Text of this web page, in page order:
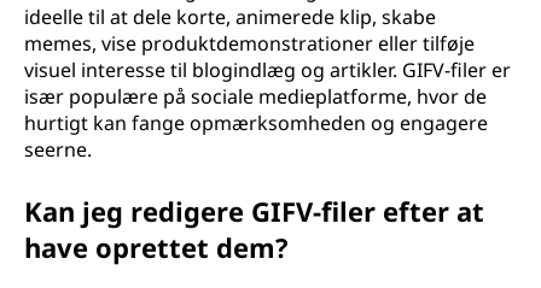
ideelle til at dele korte, animerede klip, skabe
memes, vise produktdemonstrationer eller tilføje
visuel interesse til blogindlæg og artikler. GIFV-filer er
især populære på sociale medieplatforme, hvor de
hurtigt kan fange opmærksomheden og engagere
seerne.
Kan jeg redigere GIFV-filer efter at
have oprettet dem?